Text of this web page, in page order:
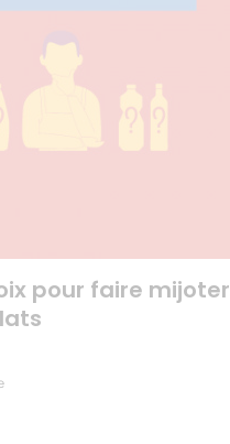
pour faire mijoter